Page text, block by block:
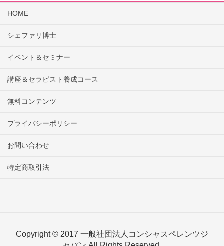
HOME
シェファリ博士
イベント＆セミナー
講座＆セラピスト養成コース
無料コンテンツ
プライバシーポリシー
お問い合わせ
特定商取引法
Copyright © 2017 一般社団法人コンシャスペレンツジ